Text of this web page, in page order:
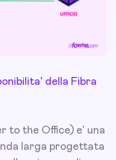
della Fibra
to the Office) e' una
larga progettata